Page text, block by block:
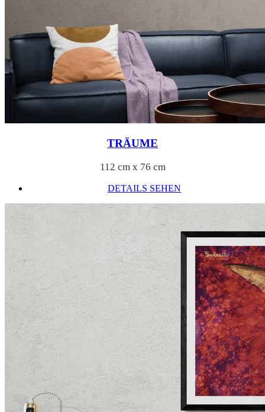
TRÄUME
112 cm x 76 cm
DETAILS SEHEN